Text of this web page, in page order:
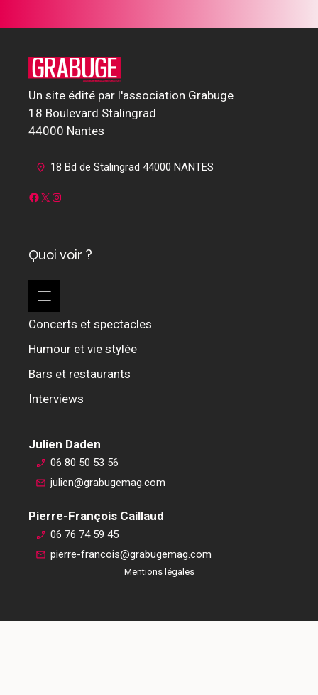
Un site édité par l'association Grabuge
18 Boulevard Stalingrad
44000 Nantes
18 Bd de Stalingrad 44000 NANTES
Facebook
X Instagram
Quoi voir ?
Concerts et spectacles
Humour et vie stylée
Bars et restaurants
Interviews
Julien Daden
06 80 50 53 56
julien@grabugemag.com
Pierre-François Caillaud
06 76 74 59 45
pierre-francois@grabugemag.com
Mentions légales